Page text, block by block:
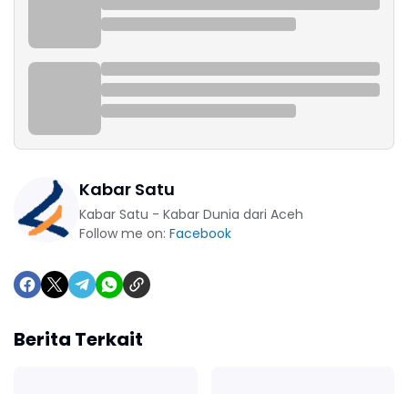
Kabar Satu
Kabar Satu - Kabar Dunia dari Aceh
Follow me on: Facebook
Berita Terkait